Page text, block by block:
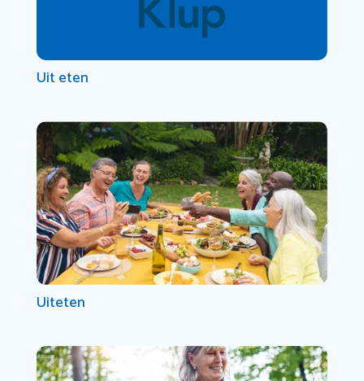
Uit eten
Uiteten